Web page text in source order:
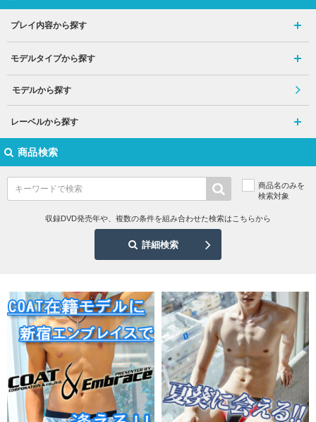
プレイ内容から探す
モデルタイプから探す
モデルから探す
レーベルから探す
商品検索
商品名のみを
検索対象
収録DVD発売年や、複数の条件を組み合わせた検索はこちらから
詳細検索